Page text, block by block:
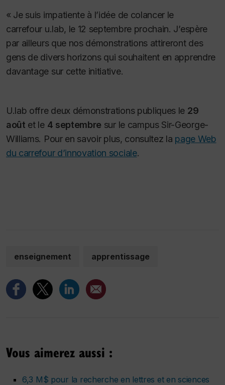
« Je suis impatiente à l’idée de colancer le
carrefour u.lab, le 12 septembre prochain. J’espère
par ailleurs que nos démonstrations attireront des
gens de divers horizons qui souhaitent en apprendre
davantage sur cette initiative.
U.lab offre deux démonstrations publiques le 29
août et le4 septembre sur le campus Sir-George-
Williams. Pour en savoir plus, consultez la page Web
du carrefour d’innovation sociale.
enseignement apprentissage
Vous aimerez aussi :
6,3 M$ pour la recherche en lettres et en sciences